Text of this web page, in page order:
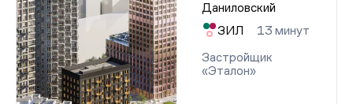
Даниловский
ЗИЛ
13 минут
Застройщик
«Эталон»